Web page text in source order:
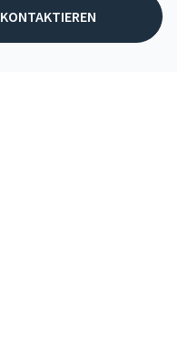
ANSPRECHPARTNER KONTAKTIEREN